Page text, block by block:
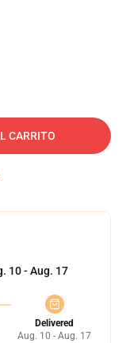
CARRITO
10 - Aug. 17
Delivered
Aug. 10 - Aug. 17